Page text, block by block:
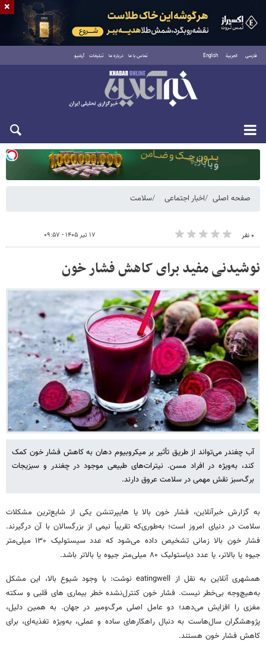
فارسی العربية English تماس با ما درباره ما تبلیغات آرشیو
دوشنبه ۱۹ مرداد ۱۴۰۵
صفحه اصلی اخبار اجتماعی سلامت
۰ نفر ۱۷ تیر ۱۴۰۵ - ۰۹:۵۷
نوشیدنی مفید برای کاهش فشار خون
آب چغندر می‌تواند از طریق تأثیر بر میکروبیوم دهان به کاهش فشار خون کمک
کند، به‌ویژه در افراد مسن. نیترات‌های طبیعی موجود در چغندر و سبزیجات
برگ‌سبز نقش مهمی در سلامت عروق دارند.
به گزارش خبرآنلاین، فشار خون بالا یا هایپرتنشن یکی از شایع‌ترین مشکلات
سلامت در دنیای امروز است؛ به‌طوری‌که تقریباً نیمی از بزرگسالان با آن درگیرند.
فشار خون بالا زمانی تشخیص داده می‌شود که عدد سیستولیک ۱۳۰ میلی‌متر
جیوه یا بالاتر، یا عدد دیاستولیک ۸۰ میلی‌متر جیوه یا بالاتر باشد.
همشهری آنلاین به نقل از eatingwell نوشت: با وجود شیوع بالا، این مشکل
به‌هیچ‌وجه بی‌خطر نیست. فشار خون کنترل‌نشده خطر بیماری های قلبی و سکته
مغزی را افزایش می‌دهد؛ دو عامل اصلی مرگ‌ومیر در جهان. به همین دلیل،
پژوهشگران سال‌هاست به دنبال راهکارهای ساده و عملی، به‌ویژه تغذیه‌ای، برای
کاهش فشار خون هستند.
×